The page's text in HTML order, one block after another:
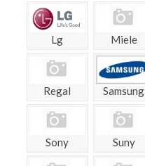
Lg Miele
Regal Samsung
Sony Suny